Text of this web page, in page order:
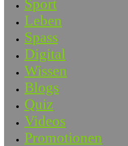
Sport
Leben
Spass
Digital
Wissen
Blogs
Quiz
Videos
Promotionen